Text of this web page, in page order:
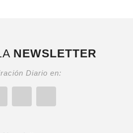
NEWSLETTER
Diario en: